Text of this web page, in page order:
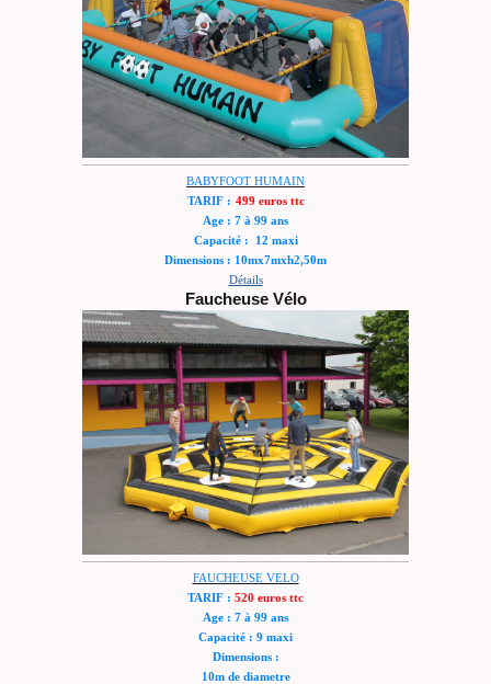
BABYFOOT HUMAIN
TARIF : 499 euros ttc
Age : 7 à 99 ans
Capacité : 12 maxi
Dimensions : 10mx7mxh2,50m
Détails
Faucheuse Vélo
FAUCHEUSE VELO
TARIF : 520 euros ttc
Age : 7 à 99 ans
Capacité : 9 maxi
Dimensions :
10m de diametre